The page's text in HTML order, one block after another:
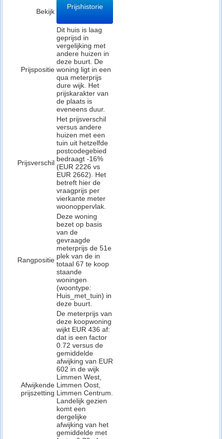
Bekijk
Prijshistorie
Prijspositie
Dit huis is laag
geprijsd in
vergelijking met
andere huizen in
deze buurt. De
woning ligt in een
qua meterprijs
dure wijk. Het
prijskarakter van
de plaats is
eveneens duur.
Prijsverschil
Het prijsverschil
versus andere
huizen met een
tuin uit hetzelfde
postcodegebied
bedraagt -16%
(EUR 2226 vs
EUR 2662). Het
betreft hier de
vraagprijs per
vierkante meter
woonoppervlak.
Rangpositie
Deze woning
bezet op basis
van de
gevraagde
meterprijs de 51e
plek van de in
totaal 67 te koop
staande
woningen
(woontype:
Huis_met_tuin) in
deze buurt.
Afwijkende
prijszetting
De meterprijs van
deze koopwoning
wijkt EUR 436 af:
dat is een factor
0.72 versus de
gemiddelde
afwijking van EUR
602 in de wijk
Limmen West,
Limmen Oost,
Limmen Centrum.
Landelijk gezien
komt een
dergelijke
afwijking van het
gemiddelde met